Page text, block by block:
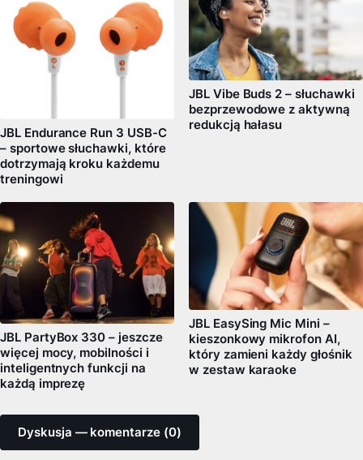
JBL Endurance Run 3 USB-C
– sportowe słuchawki, które
dotrzymają kroku każdemu
treningowi
JBL Vibe Buds 2 – słuchawki
bezprzewodowe z aktywną
redukcją hałasu
JBL PartyBox 330 – jeszcze
więcej mocy, mobilności i
inteligentnych funkcji na
każdą imprezę
JBL EasySing Mic Mini –
kieszonkowy mikrofon AI,
który zamieni każdy głośnik
w zestaw karaoke
Dyskusja — komentarze (0)